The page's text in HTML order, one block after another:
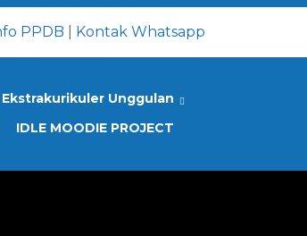
PPDB Kontak Whatsapp
Ekstrakurikuler Unggulan
IDLE MOODIE PROJECT